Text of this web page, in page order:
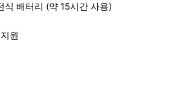
식 배터리 (약 15시간 사용)
원